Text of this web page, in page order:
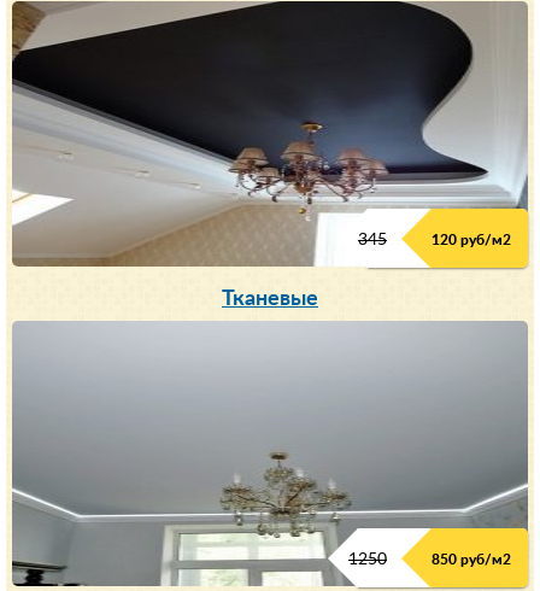
345 120 руб/м2
Тканевые
1250 850 руб/м2